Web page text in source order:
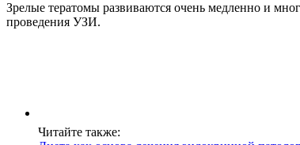
Зрелые тератомы развиваются очень медленно и
проведения УЗИ.
Читайте также: